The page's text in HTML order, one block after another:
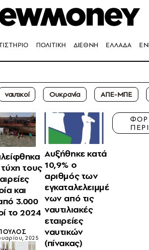
ΠΟΛΙΤΙΚΗ ΔΙΕΘΝΗ ΕΛΛΑΔΑ
ναυτικοί Ουκρανία ΑΠΕ-ΜΠΕ
τους
και
3.000
το 2024
2025
Αυξήθηκε κατά
10,9% ο
αριθμός των
εγκαταλελειμμέ
νων από τις
ναυτιλιακές
εταιρείες
ναυτικών
(πίνακας)